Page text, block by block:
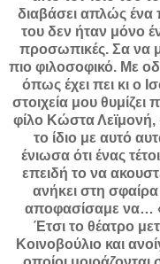
διαβάσει απλώς ένα
του δεν ήταν μόνο
προσωπικές. Σα να
πιο φιλοσοφικό. Με
όπως έχει πει κι ο
στοιχεία μου
φίλο Κώστα Λεϊμονή,
το ίδιο με αυτό
ένιωσα ότι ένας
επειδή το να
ανήκει στη
αποφασίσαμε να…
Έτσι το θέατρο
Κοινοβούλιο και